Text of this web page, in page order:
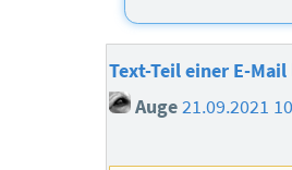
Text-Teil einer E-
Auge 21.09.2021